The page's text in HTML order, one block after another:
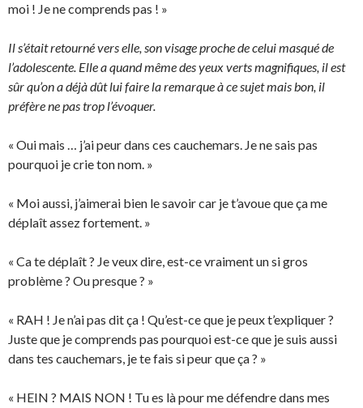
moi ! Je ne comprends pas ! »
Il s’était retourné vers elle, son visage proche de celui masqué de
l’adolescente. Elle a quand même des yeux verts magnifiques, il est
sûr qu’on a déjà dût lui faire la remarque à ce sujet mais bon, il
préfère ne pas trop l’évoquer.
« Oui mais … j’ai peur dans ces cauchemars. Je ne sais pas
pourquoi je crie ton nom. »
« Moi aussi, j’aimerai bien le savoir car je t’avoue que ça me
déplaît assez fortement. »
« Ca te déplaît ? Je veux dire, est-ce vraiment un si gros
problème ? Ou presque ? »
« RAH ! Je n’ai pas dit ça ! Qu’est-ce que je peux t’expliquer ?
Juste que je comprends pas pourquoi est-ce que je suis aussi
dans tes cauchemars, je te fais si peur que ça ? »
« HEIN ? MAIS NON ! Tu es là pour me défendre dans mes